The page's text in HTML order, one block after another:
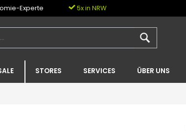
Experte 5x in NRW
STORES SERVICES ÜBER UNS